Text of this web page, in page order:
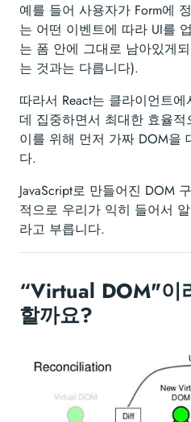
예를 들어 사용자가 Form에
는 어떤 이벤트에 따라 UI를
는 폼 안에 그대로 남아있게
는 것과는 다릅니다).
따라서 React는 클라이언트
데 집중하면서 최대한 효율
이를 위해 먼저 가짜 DOM을
다.
JavaScript로 만들어진 DOM
적으로 우리가 익히 들어서
라고 부릅니다.
“Virtual DOM"이
할까요?